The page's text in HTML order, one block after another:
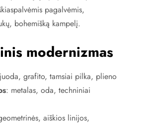
pagalvėmis,
bohemišką kampelį.
modernizmas
grafito, tamsiai pilka, plieno
: metalas, oda, techniniai
aiškios linijos,